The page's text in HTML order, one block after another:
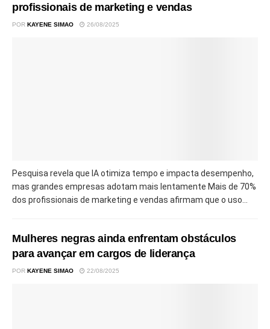
profissionais de marketing e vendas
POR KAYENE SIMAO 26/08/2025
Pesquisa revela que IA otimiza tempo e impacta desempenho,
mas grandes empresas adotam mais lentamente Mais de 70%
dos profissionais de marketing e vendas afirmam que o uso...
Mulheres negras ainda enfrentam obstáculos
para avançar em cargos de liderança
POR KAYENE SIMAO 22/08/2025